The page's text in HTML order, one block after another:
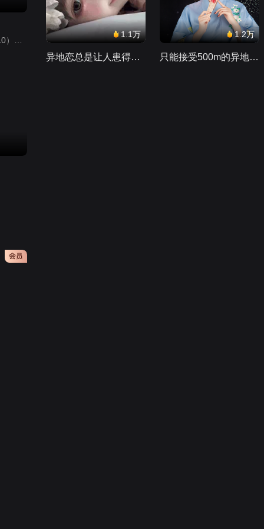
小猪佩奇第10季（Peppa Pig Season 10）（中文版） 有声音频
1.1万
异地恋总是让人患得患失。。。
1.2万
只能接受500m的异地恋，电动车没电了......